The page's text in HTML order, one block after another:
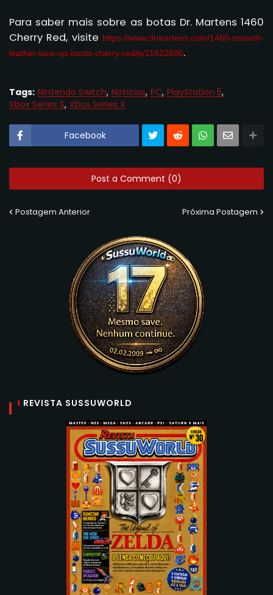
Para saber mais sobre as botas Dr. Martens 1460
Cherry Red, visite https://www.drmartens.com/1460-smooth-
leather-lace-up-boots-cherry-red/p/11822600.
Tags: Nintendo Switch Notícias PC PlayStation 5
Xbox Series S Xbox Series X
Facebook
Post a Comment (0)
Postagem Anterior Próxima Postagem
REVISTA SUSSUWORLD